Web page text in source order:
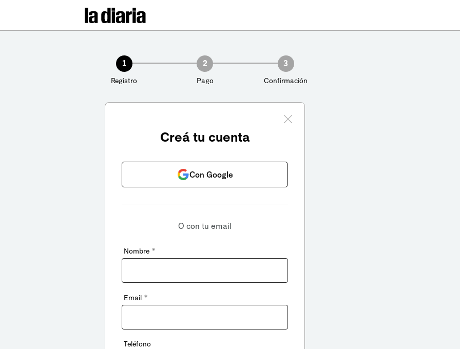
1
Registro
2
Pago
3
Confirmación
Creá tu cuenta
Con Google
O con tu email
Nombre *
Email *
Teléfono